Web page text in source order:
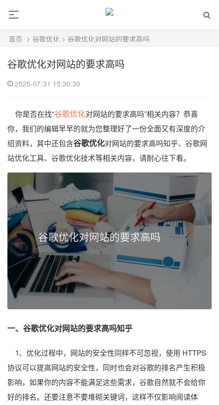
首页 > 谷歌优化 > 谷歌优化对网站的要求高吗
谷歌优化对网站的要求高吗
2025-07-31 15:30:30
你是否在找“谷歌优化对网站的要求高吗”相关内容？恭喜
你，我们的编辑早早的就为您整理好了一份全面又有深度的介
绍资料，其中还包含谷歌优化对网站的要求高吗知乎、谷歌网
站优化工具、谷歌优化技术等相关内容，请耐心往下看。
一、谷歌优化对网站的要求高吗知乎
1、优化过程中，网站的安全性同样不可忽视，使用 HTTPS
协议可以提高网站的安全性，同时也会对谷歌的排名产生积极
影响，如果你的内容不能满足这些需求，谷歌自然就不会给你
好的排名。还要注意不要堆砌关键词，这样不仅影响阅读体